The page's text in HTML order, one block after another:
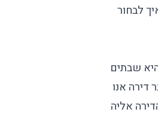
לבחור
שבתים
דירה אנו
אליה